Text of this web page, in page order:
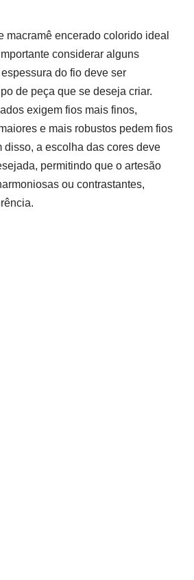
macramê encerado colorido ideal
considerar alguns
do fio deve ser
de peça que se deseja criar.
exigem fios mais finos,
e mais robustos pedem fios
disso, a escolha das cores deve
permitindo que o artesão
ou contrastantes,